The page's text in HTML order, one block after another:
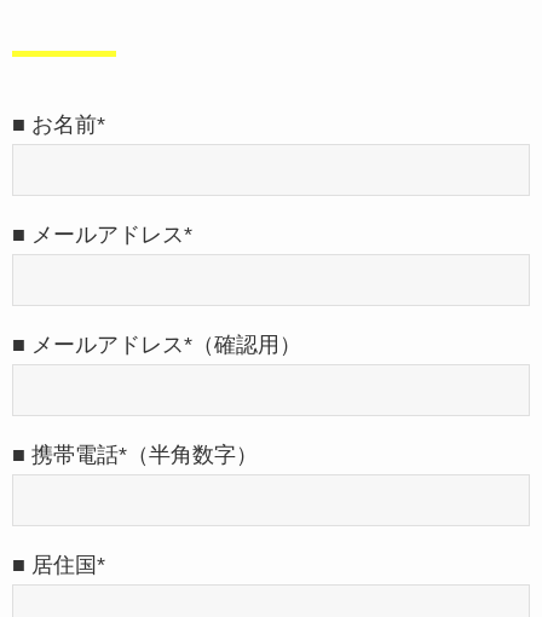
■ お名前*
■ メールアドレス*
■ メールアドレス*（確認用）
■ 携帯電話*（半角数字）
■ 居住国*